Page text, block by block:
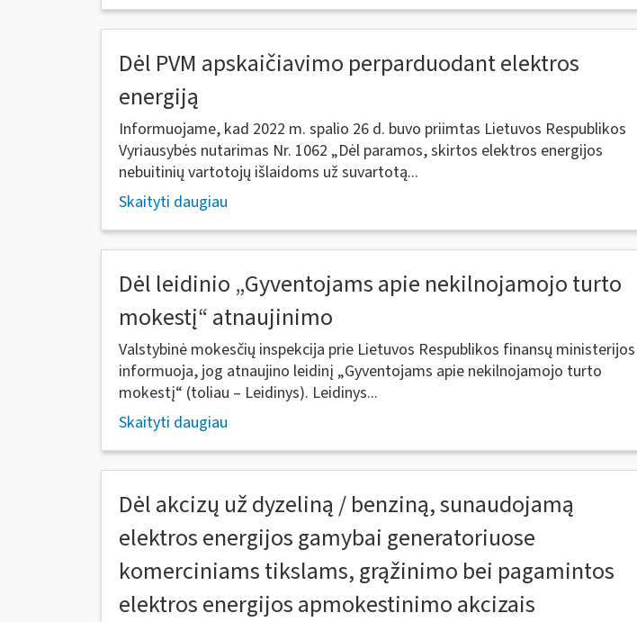
Dėl PVM apskaičiavimo perparduodant elektros
energiją
Informuojame, kad 2022 m. spalio 26 d. buvo priimtas Lietuvos Respublikos
Vyriausybės nutarimas Nr. 1062 „Dėl paramos, skirtos elektros energijos
nebuitinių vartotojų išlaidoms už suvartotą...
Skaityti daugiau
Dėl leidinio „Gyventojams apie nekilnojamojo turto
mokestį“ atnaujinimo
Valstybinė mokesčių inspekcija prie Lietuvos Respublikos finansų ministerijos
informuoja, jog atnaujino leidinį „Gyventojams apie nekilnojamojo turto
mokestį“ (toliau – Leidinys). Leidinys...
Skaityti daugiau
Dėl akcizų už dyzeliną / benziną, sunaudojamą
elektros energijos gamybai generatoriuose
komerciniams tikslams, grąžinimo bei pagamintos
elektros energijos apmokestinimo akcizais